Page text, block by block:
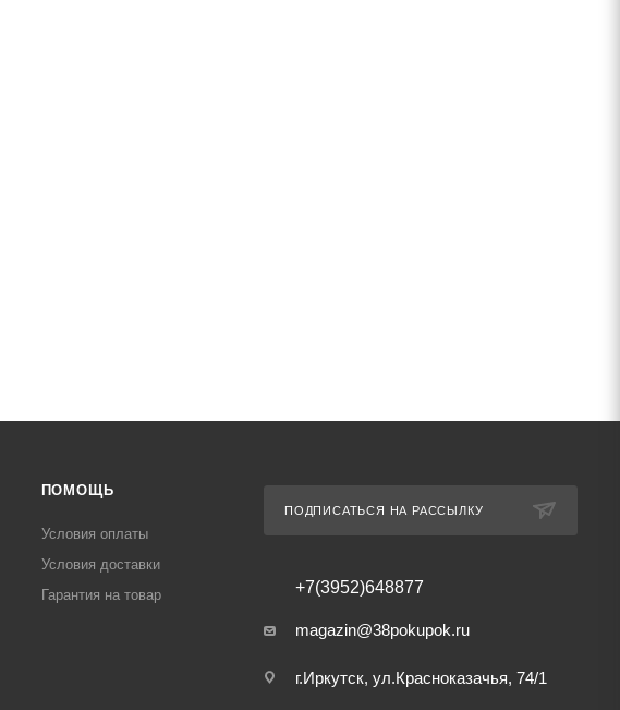
ПОМОЩЬ
Условия оплаты
Условия доставки
Гарантия на товар
ПОДПИСАТЬСЯ НА РАССЫЛКУ
+7(3952)648877
magazin@38pokupok.ru
г.Иркутск, ул.Красноказачья, 74/1